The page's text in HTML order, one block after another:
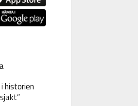
historien